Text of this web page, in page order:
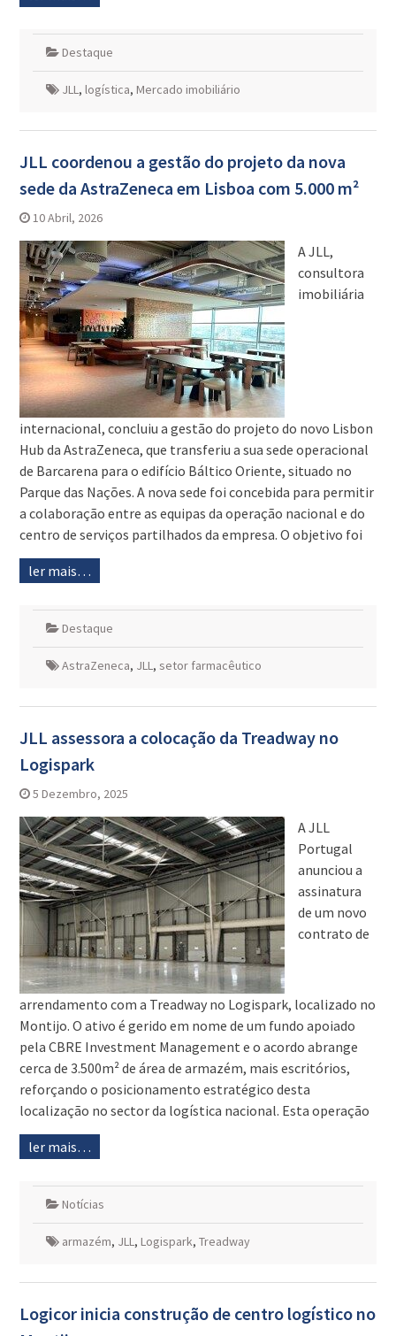
Destaque
JLL, logística, Mercado imobiliário
JLL coordenou a gestão do projeto da nova
sede da AstraZeneca em Lisboa com 5.000 m²
10 Abril, 2026
A JLL,
consultora
imobiliária
internacional, concluiu a gestão do projeto do novo Lisbon
Hub da AstraZeneca, que transferiu a sua sede operacional
de Barcarena para o edifício Báltico Oriente, situado no
Parque das Nações. A nova sede foi concebida para permitir
a colaboração entre as equipas da operação nacional e do
centro de serviços partilhados da empresa. O objetivo foi
ler mais…
Destaque
AstraZeneca, JLL, setor farmacêutico
JLL assessora a colocação da Treadway no
Logispark
5 Dezembro, 2025
A JLL
Portugal
anunciou a
assinatura
de um novo
contrato de
arrendamento com a Treadway no Logispark, localizado no
Montijo. O ativo é gerido em nome de um fundo apoiado
pela CBRE Investment Management e o acordo abrange
cerca de 3.500m² de área de armazém, mais escritórios,
reforçando o posicionamento estratégico desta
localização no sector da logística nacional. Esta operação
ler mais…
Notícias
armazém, JLL, Logispark, Treadway
Logicor inicia construção de centro logístico no